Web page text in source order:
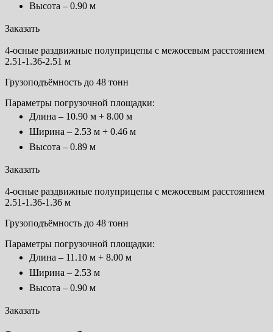
Высота – 0.90 м
Заказать
4-осные раздвижные полуприцепы с межосевым расстоянием
2.51-1.36-2.51 м
Грузоподъёмность до 48 тонн
Параметры погрузочной площадки:
Длина – 10.90 м + 8.00 м
Ширина – 2.53 м + 0.46 м
Высота – 0.89 м
Заказать
4-осные раздвижные полуприцепы с межосевым расстоянием
2.51-1.36-1.36 м
Грузоподъёмность до 48 тонн
Параметры погрузочной площадки:
Длина – 11.10 м + 8.00 м
Ширина – 2.53 м
Высота – 0.90 м
Заказать